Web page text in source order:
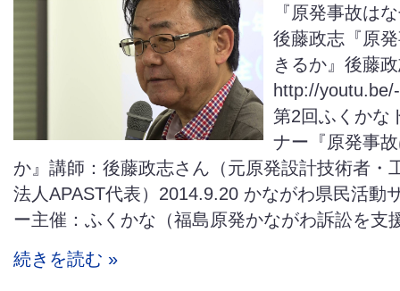
『原発事故は
後藤政志『原
きるか』後藤
http://
第2回ふくかな
ナー『原発事
か』講師：後藤政志さん（元原発設計技術者・
法人APAST代表）2014.9.20 かながわ県民活動
ー主催：ふくかな（福島原発かながわ訴訟を支
続きを読む »